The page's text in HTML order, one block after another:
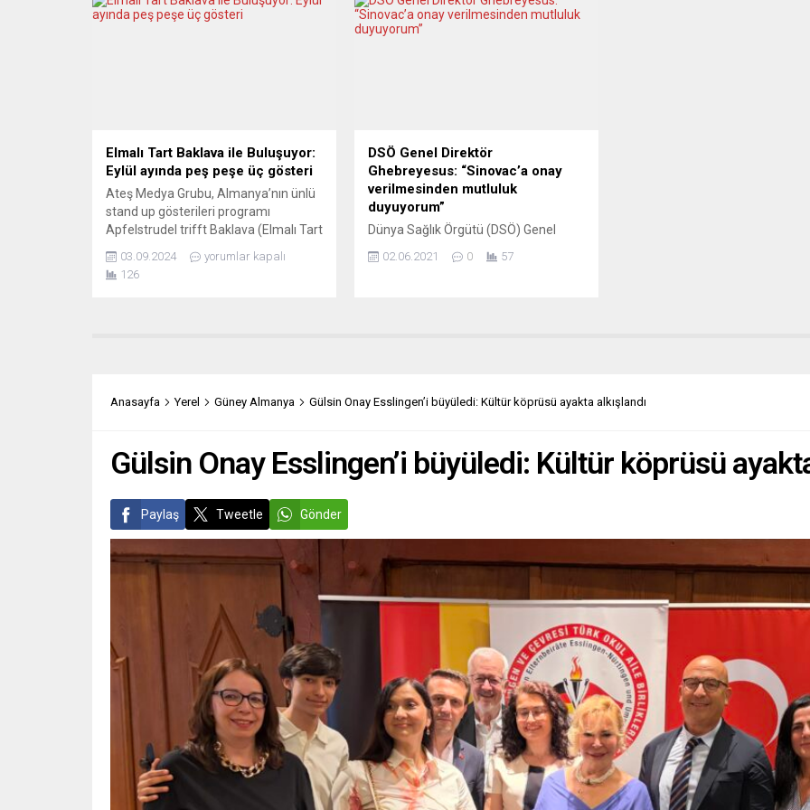
milyon 53 bin 624’e yükseldi. Ülkede
Endeksi’nin (PMI) 57,9 seviyesine
revize edildiği bildirildi. Ülkede imalat
Elmalı Tart Baklava ile Buluşuyor:
Eylül ayında peş peşe üç gösteri
Ateş Medya Grubu, Almanya’nın ünlü
stand up gösterileri programı
Apfelstrudel trifft Baklava (Elmalı Tart
üç ayrı komedi şovla seyircilerine
kapılarını açmaya hazırlanıyor.
03.09.2024
yorumlar kapalı
126
DSÖ Genel Direktör
Ghebreyesus: “Sinovac’a onay
verilmesinden mutluluk
duyuyorum”
Dünya Sağlık Örgütü (DSÖ) Genel
Ghebreyesus, Çin’in geliştirdiği yeni
gelişmeyi DSÖ Genel Direktörü
02.06.2021 0 57
Anasayfa Yerel Güney Almanya Gülsin Onay Esslingen’i büyüledi: Kültür köprüsü ayakta alkışlandı
Gülsin Onay Esslingen’i büyüledi: Kültür köprüsü
Paylaş Tweetle Gönder